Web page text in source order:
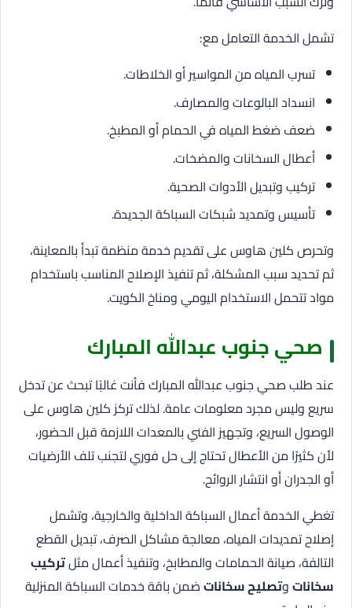
تشمل الخدمة التعامل مع:
تسرب المياه من المواسير أو الخلاطات.
انسداد البالوعات والمصارف.
ضعف ضغط المياه في الحمام أو المطبخ.
أعطال السخانات والمضخات.
تركيب وتبديل الأدوات الصحية.
تأسيس وتمديد شبكات السباكة الجديدة.
وتحرص كلين هاوس على تقديم خدمة منظمة تبدأ بالمعاينة،
ثم تحديد سبب المشكلة، ثم تنفيذ الإصلاح المناسب باستخدام
مواد تتحمل الاستخدام اليومي ومناخ الكويت.
صحي جنوب عبدالله المبارك
عند طلب صحي جنوب عبدالله المبارك فأنت غالبًا تبحث عن تدخل
سريع وليس مجرد معلومات عامة. لذلك تركز كلين هاوس على
الوصول السريع، وتجهيز الفني بالمعدات اللازمة قبل الحضور،
لأن كثيرًا من الأعطال تحتاج إلى حل فوري لتجنب تلف الأرضيات
أو الجدران أو انتشار الروائح.
تغطي الخدمة أعمال السباكة الداخلية والخارجية، وتشمل
إصلاح تمديدات المياه، معالجة مشاكل الصرف، تبديل القطع
التالفة، صيانة الحمامات والمطابخ، وتنفيذ أعمال مثلتركيب
سخاناتوتصليح سخاناتضمن باقة خدمات السباكة المنزلية